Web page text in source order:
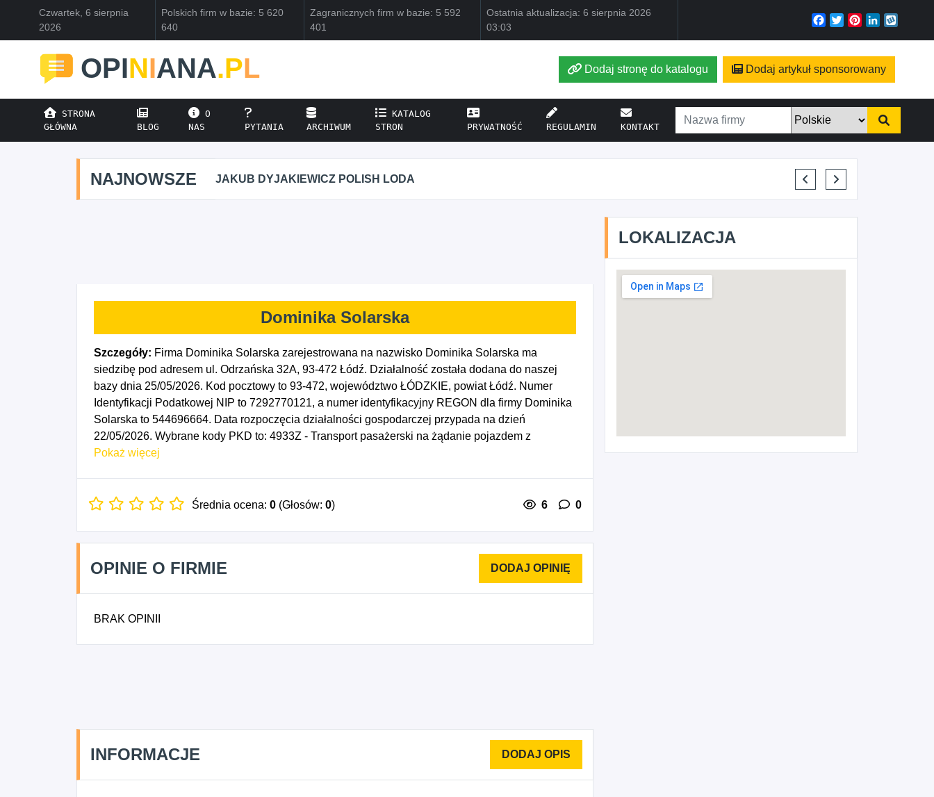
Czwartek, 6 sierpnia
2026
Polskich firm w bazie: 5 620
640
Zagranicznych firm w bazie: 5 592
401
Ostatnia aktualizacja: 6 sierpnia 2026
03:03
Facebook
TwitterPinterest
LinkedIn
OPINIANA.PL Dodaj stronę do katalogu Dodaj artykuł sponsorowany
STRONA
GŁÓWNA
BLOG
O
NAS
PYTANIA ARCHIWUM
KATALOG
STRON
PRYWATNOŚĆ REGULAMIN KONTAKT
NAJNOWSZE JAKUB DYJAKIEWICZ POLISH LODA ELENA MAKARCHIK
Dominika Solarska
Szczegóły: Firma Dominika Solarska zarejestrowana na nazwisko Dominika Solarska ma
siedzibę pod adresem ul. Odrzańska 32A, 93-472 Łódź. Działalność została dodana do naszej
bazy dnia 25/05/2026. Kod pocztowy to 93-472, województwo ŁÓDZKIE, powiat Łódź. Numer
Identyfikacji Podatkowej NIP to 7292770121, a numer identyfikacyjny REGON dla firmy Dominika
Solarska to 544696664. Data rozpoczęcia działalności gospodarczej przypada na dzień
22/05/2026. Wybrane kody PKD to: 4933Z - Transport pasażerski na żądanie pojazdem z
kierowcą.
Pokaż więcej
Średnia ocena: 0 (Głosów: 0) 6 0
OPINIE O FIRMIE
BRAK OPINII
INFORMACJE
LOKALIZACJA